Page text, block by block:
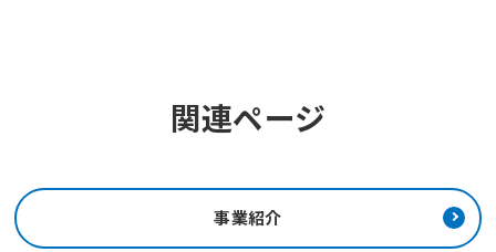
関連ページ
事業紹介